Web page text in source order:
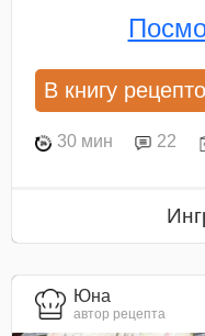
В книгу
30 мин 22
Юна
автор рецепта